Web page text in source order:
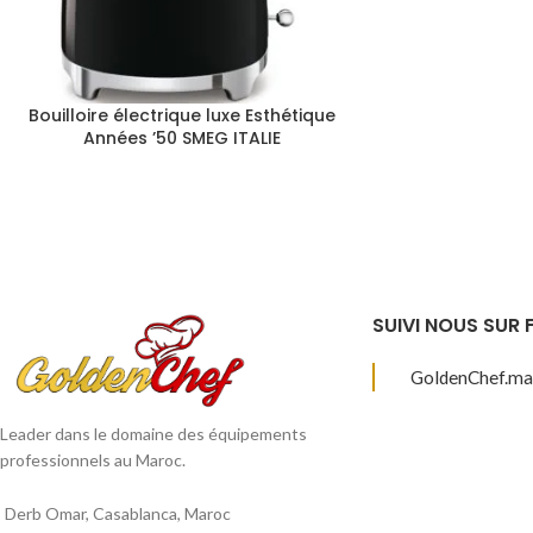
Bouilloire électrique luxe Esthétique
Années ’50 SMEG ITALIE
Leader dans le domaine des équipements
professionnels au Maroc.
Derb Omar, Casablanca, Maroc
SUIVI NOUS SUR
GoldenChef.ma